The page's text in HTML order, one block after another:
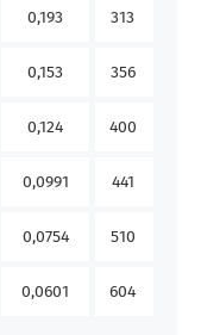
0,193 313
0,153 356
0,124 400
0,0991 441
0,0754 510
0,0601 604